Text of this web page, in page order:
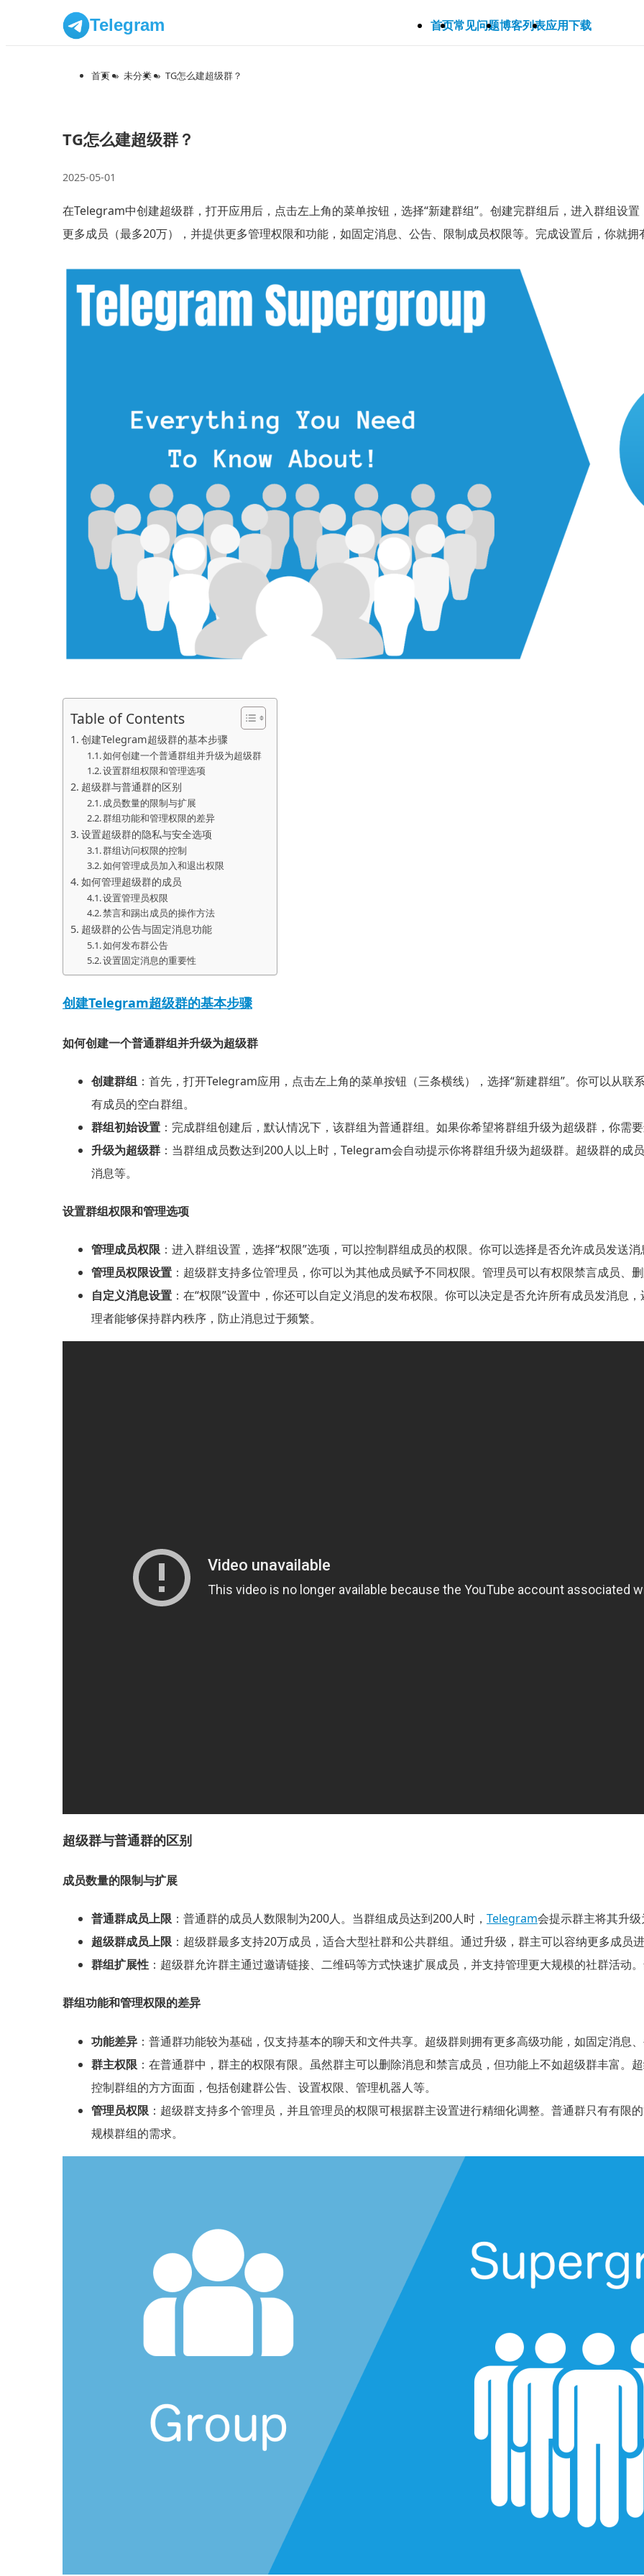
Telegram 首页常见问题博客列表应用下载
首页 » 未分类 » TG怎么建超级群？
TG怎么建超级群？
2025-05-01
在Telegram中创建超级群，打开应用后，点击左上角的菜单按钮，选择“新建群组”。创建完群组后，进入群组设置
更多成员（最多20万），并提供更多管理权限和功能，如固定消息、公告、限制成员权限等。完成设置后，你就拥
Table of Contents
创建Telegram超级群的基本步骤
如何创建一个普通群组并升级为超级群
设置群组权限和管理选项
超级群与普通群的区别
成员数量的限制与扩展
群组功能和管理权限的差异
设置超级群的隐私与安全选项
群组访问权限的控制
如何管理成员加入和退出权限
如何管理超级群的成员
设置管理员权限
禁言和踢出成员的操作方法
超级群的公告与固定消息功能
如何发布群公告
设置固定消息的重要性
创建Telegram超级群的基本步骤
如何创建一个普通群组并升级为超级群
创建群组 ：首先，打开Telegram应用，点击左上角的菜单按钮（三条横线），选择“新建群组”。你可以从
有成员的空白群组。
群组初始设置 ：完成群组创建后，默认情况下，该群组为普通群组。如果你希望将群组升级为超级群，你需要
升级为超级群 ：当群组成员数达到200人以上时，Telegram会自动提示你将群组升级为超级群。超级群的成
消息等。
设置群组权限和管理选项
管理成员权限 ：进入群组设置，选择“权限”选项，可以控制群组成员的权限。你可以选择是否允许成员发送
管理员权限设置 ：超级群支持多位管理员，你可以为其他成员赋予不同权限。管理员可以有权限禁言成员、
自定义消息设置 ：在“权限”设置中，你还可以自定义消息的发布权限。你可以决定是否允许所有成员发消息
理者能够保持群内秩序，防止消息过于频繁。
超级群与普通群的区别
成员数量的限制与扩展
普通群成员上限 ：普通群的成员人数限制为200人。当群组成员达到200人时， Telegram会提示群主将其升级
超级群成员上限 ：超级群最多支持20万成员，适合大型社群和公共群组。通过升级，群主可以容纳更多成员进
群组扩展性 ：超级群允许群主通过邀请链接、二维码等方式快速扩展成员，并支持管理更大规模的社群活动
群组功能和管理权限的差异
功能差异 ：普通群功能较为基础，仅支持基本的聊天和文件共享。超级群则拥有更多高级功能，如固定消息
群主权限 ：在普通群中，群主的权限有限。虽然群主可以删除消息和禁言成员，但功能上不如超级群丰富。
控制群组的方方面面，包括创建群公告、设置权限、管理机器人等。
管理员权限 ：超级群支持多个管理员，并且管理员的权限可根据群主设置进行精细化调整。普通群只有有限
规模群组的需求。